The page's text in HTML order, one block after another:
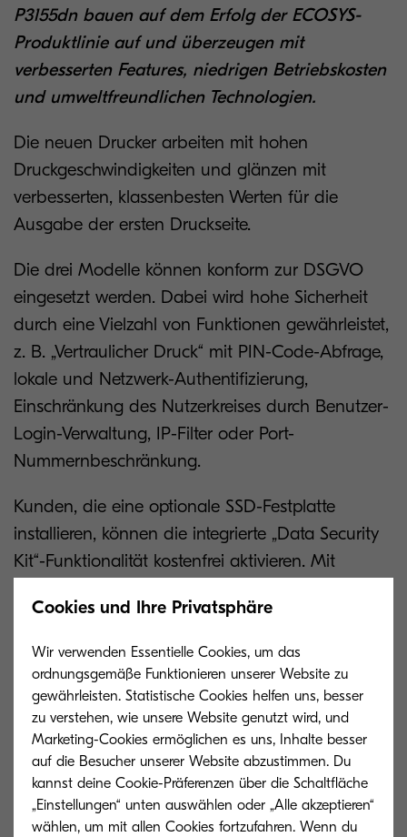
P3155dn bauen auf dem Erfolg der ECOSYS-
Produktlinie auf und überzeugen mit
verbesserten Features, niedrigen Betriebskosten
und umweltfreundlichen Technologien.
Die neuen Drucker arbeiten mit hohen
Druckgeschwindigkeiten und glänzen mit
verbesserten, klassenbesten Werten für die
Ausgabe der ersten Druckseite.
Die drei Modelle können konform zur DSGVO
eingesetzt werden. Dabei wird hohe Sicherheit
durch eine Vielzahl von Funktionen gewährleistet,
z. B. „Vertraulicher Druck“ mit PIN-Code-Abfrage,
lokale und Netzwerk-Authentifizierung,
Einschränkung des Nutzerkreises durch Benutzer-
Login-Verwaltung, IP-Filter oder Port-
Nummernbeschränkung.
Kunden, die eine optionale SSD-Festplatte
installieren, können die integrierte „Data Security
Kit“-Funktionalität kostenfrei aktivieren. Mit
bevor diese auf die SSD geschrieben werden.
Außerdem werden Daten überschrieben, die
nicht mehr benötigt werden, so dass diese nicht
abrufbar sind.
Dank der einzigartigen ECOSYS-Technologie von
Kyocera können im Vergleich zu herkömmlichen
Laserdruckern der jeweiligen Klasse Bildtrommel
und Entwicklereinheit aufgrund ihrer vielfach
Cookies und Ihre Privatsphäre
Wir verwenden Essentielle Cookies, um das
ordnungsgemäße Funktionieren unserer Website zu
gewährleisten. Statistische Cookies helfen uns, besser
zu verstehen, wie unsere Website genutzt wird, und
Marketing-Cookies ermöglichen es uns, Inhalte besser
auf die Besucher unserer Website abzustimmen. Du
kannst deine Cookie-Präferenzen über die Schaltfläche
„Einstellungen“ unten auswählen oder „Alle akzeptieren“
wählen, um mit allen Cookies fortzufahren. Wenn du